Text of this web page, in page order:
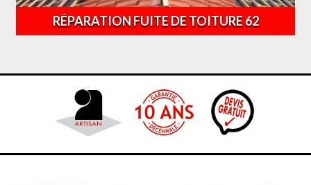
RÉPARATION FUITE DE TOITURE 62